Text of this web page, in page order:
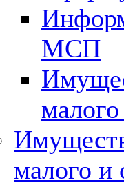
МСП
малого и